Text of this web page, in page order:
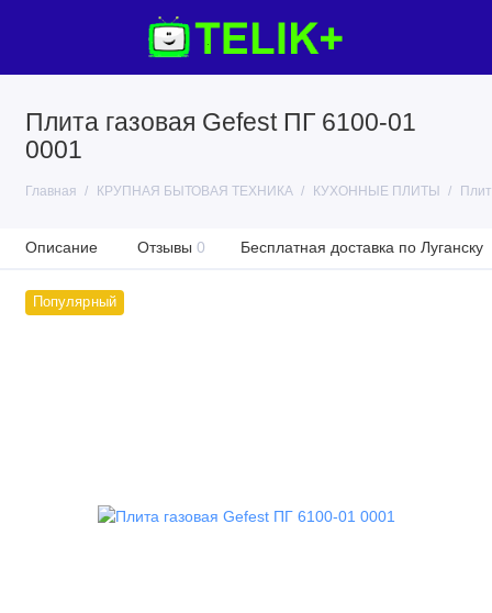
Плита газовая Gefest ПГ 6100-01
0001
Главная КРУПНАЯ БЫТОВАЯ ТЕХНИКА КУХОННЫЕ ПЛИТЫ
Описание Отзывы 0 Бесплатная доставка по Луганску
Популярный